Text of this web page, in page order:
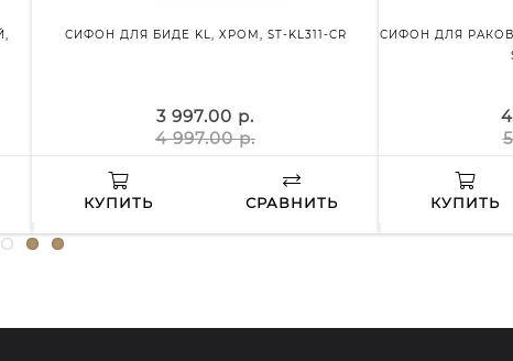
СИФОН ДЛЯ БИДЕ KL, ХРОМ, ST-KL311-CR
3 997.00 р.
4 997.00 р.
КУПИТЬ СРАВНИТЬ
СИФОН ДЛЯ
КУПИТЬ